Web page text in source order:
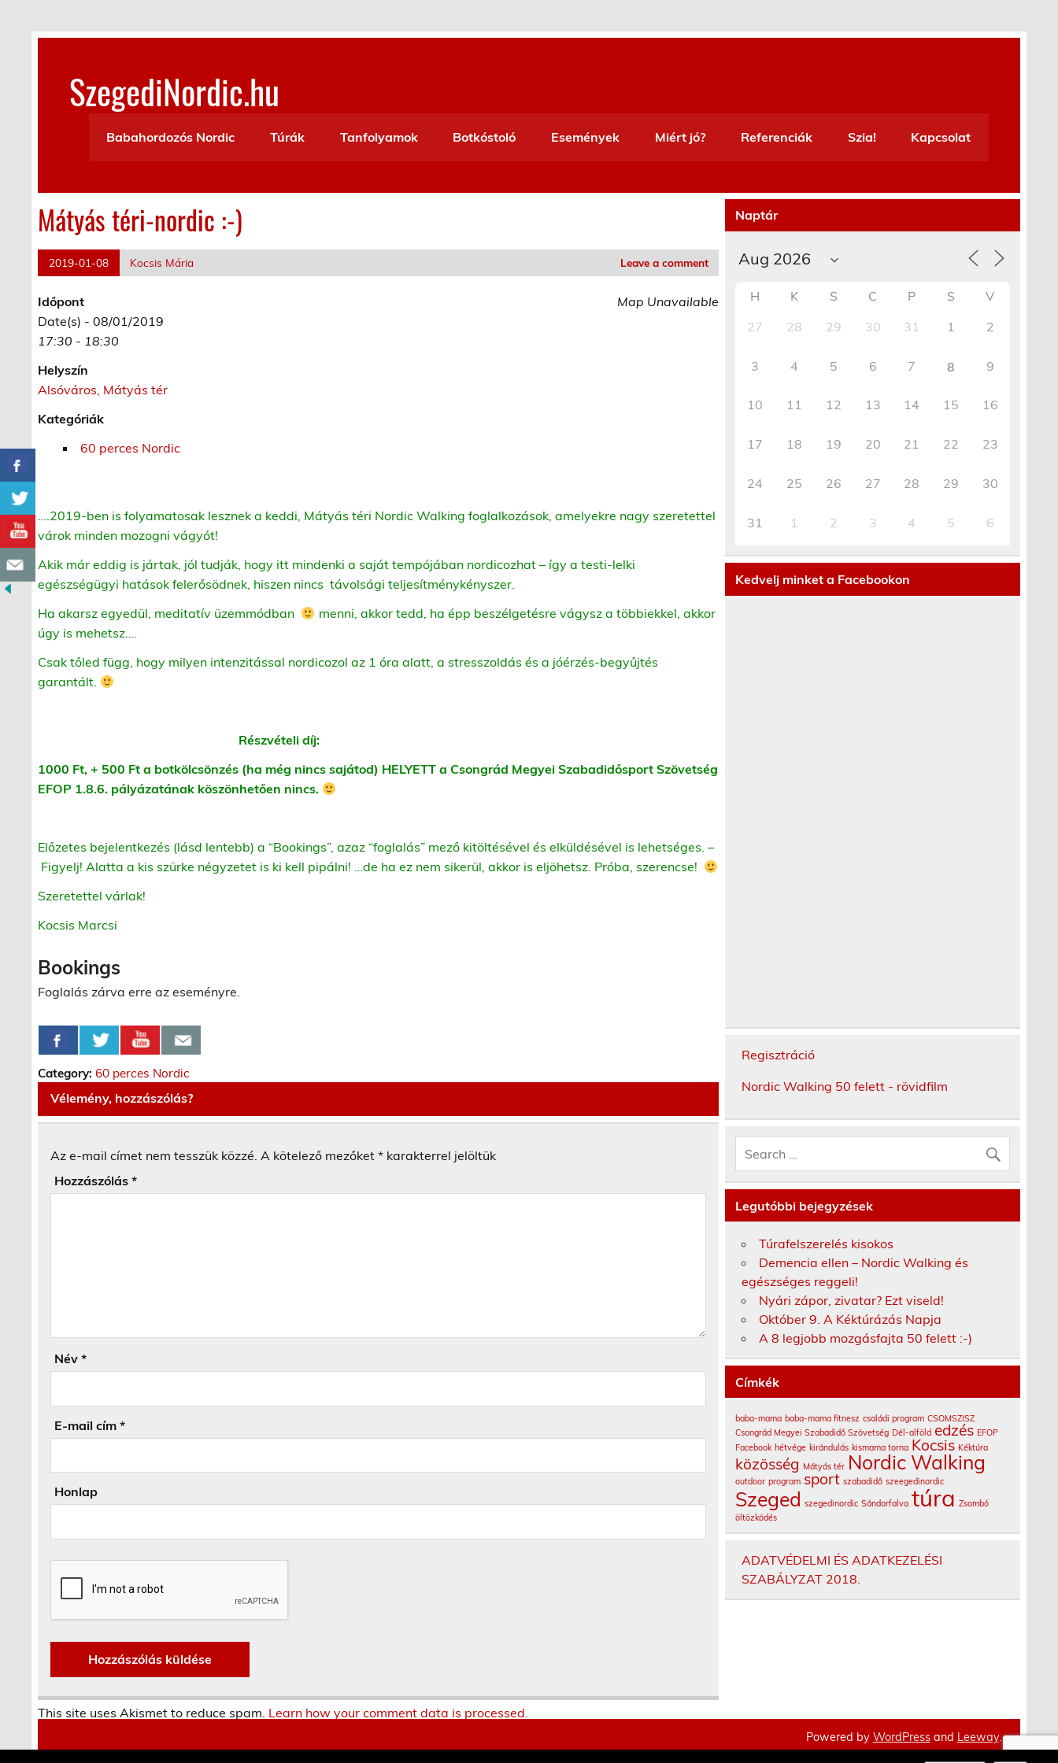
content
SzegediNordic.hu
Babahordozós Nordic
Túrák Tanfolyamok Botkóstoló Események Miért jó? Referenciák Szia! Kapcsolat
Mátyás téri-nordic :-)
2019-01-08 Kocsis Mária Leave a comment
Map Unavailable
Időpont
Date(s) - 08/01/2019
17:30 - 18:30
Helyszín
Alsóváros, Mátyás tér
Kategóriák
60 perces Nordic
….2019-ben is folyamatosak lesznek a keddi, Mátyás téri Nordic Walking foglalkozások, amelyekre nagy szeretettel
várok minden mozogni vágyót!
Akik már eddig is jártak, jól tudják, hogy itt mindenki a saját tempójában nordicozhat – így a testi-lelki
egészségügyi hatások felerősödnek, hiszen nincs távolsági teljesítménykényszer.
Ha akarsz egyedül, meditatív üzemmódban
menni, akkor tedd, ha épp beszélgetésre vágysz a többiekkel, akkor
úgy is mehetsz….
Csak tőled függ, hogy milyen intenzitással nordicozol az 1 óra alatt, a stresszoldás és a jóérzés-begyűjtés
garantált.
Részvételi díj:
1000 Ft, + 500 Ft a botkölcsönzés (ha még nincs sajátod) HELYETT a Csongrád Megyei Szabadidősport Szövetség
EFOP 1.8.6. pályázatának köszönhetően nincs.
Előzetes bejelentkezés (lásd lentebb) a “Bookings”, azaz “foglalás” mező kitöltésével és elküldésével is lehetséges. –
Figyelj! Alatta a kis szürke négyzetet is ki kell pipálni! …de ha ez nem sikerül, akkor is eljöhetsz. Próba, szerencse!
Szeretettel várlak!
Kocsis Marcsi
Bookings
Foglalás zárva erre az eseményre.
Category:60 perces Nordic
Vélemény, hozzászólás?
Az e-mail címet nem tesszük közzé. A kötelező mezőket* karakterrel jelöltük
Hozzászólás*
Név*
E-mail cím*
Honlap
This site uses Akismet to reduce spam. Learn how your comment data is processed.
Naptár
H K S C P S
V
27
28 29 30 31 1 2
3 4 5 6 7 8 9
10 11 12 13 14 15 16
17 18 19 20 21 22 23
24 25 26 27 28 29 30
31 1 2 3 4 5 6
Kedvelj minket a Facebookon
Regisztráció
Nordic Walking 50 felett - rövidfilm
Legutóbbi bejegyzések
Túrafelszerelés kisokos
Demencia ellen – Nordic Walking és
egészséges reggeli!
Nyári zápor, zivatar? Ezt viseld!
Október 9. A Kéktúrázás Napja
A 8 legjobb mozgásfajta 50 felett :-)
Címkék
baba-mama baba-mama fitnesz családi program CSOMSZISZ
Csongrád Megyei Szabadidő Szövetség Dél-alföld edzés EFOP
Facebook hétvége kirándulás kismama torna Kocsis Kéktúra
közösség Mátyás tér Nordic Walking
outdoor program sport szabadidő szeegedinordic
Szeged szegedinordic Sándorfalva túra Zsombó
öltözködés
ADATVÉDELMI ÉS ADATKEZELÉSI
SZABÁLYZAT 2018.
Powered by WordPressand Leeway.